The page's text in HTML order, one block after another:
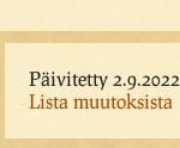
Päivitetty 2.9.2022
Lista muutoksista